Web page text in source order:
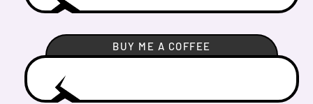
BUY ME A COFFEE